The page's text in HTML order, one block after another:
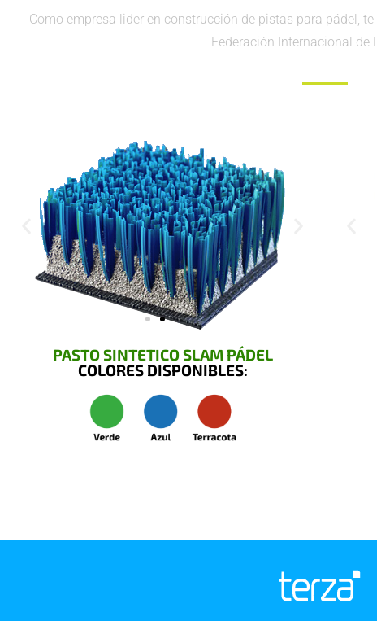
Como empresa lider en construcción de pistas para pádel,
Federación Internacional de
PASTO SINTETICO SLAM PÁDEL
COLORES DISPONIBLES: